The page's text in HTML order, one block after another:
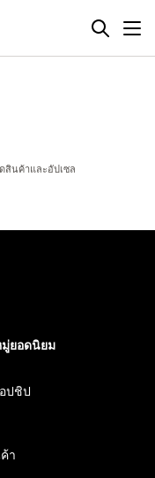
สินค้าและอัปเซล
ยอดนิยม
ปชิป
า